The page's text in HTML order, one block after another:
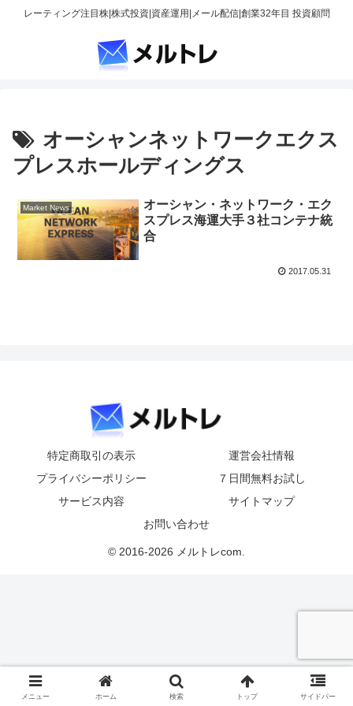
レーティング注目株|株式投資|資産運用|メール配信|創業32年目 投資顧問
オーシャンネットワークエクス
プレスホールディングス
Market News
オーシャン・ネットワーク・エク
スプレス海運大手３社コンテナ統
合
2017.05.31
特定商取引の表示
運営会社情報
プライバシーポリシー
７日間無料お試し
サービス内容
サイトマップ
お問い合わせ
© 2016-2026 メルトレcom.
メニュー ホーム 検索 トップ サイドバー